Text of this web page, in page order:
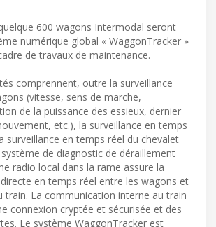
600 wagons Intermodal seront
numérique global « WaggonTracker »
de travaux de maintenance.
comprennent, outre la surveillance
(vitesse, sens de marche,
de la puissance des essieux, dernier
etc.), la surveillance en temps
surveillance en temps réel du chevalet
de diagnostic de déraillement
radio local dans la rame assure la
en temps réel entre les wagons et
train. La communication interne au train
connexion cryptée et sécurisée et des
Le système WaggonTracker est